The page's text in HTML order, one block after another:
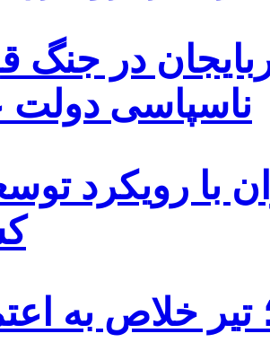
در جنگ
ناسپاسی
با رویکرد
خلاص به